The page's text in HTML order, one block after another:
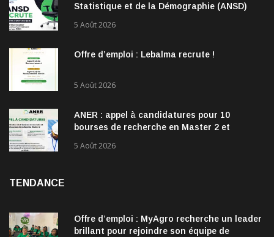
Statistique et de la Démographie (ANSD)
5 Août 2026
Offre d’emploi : Lebalma recrute !
5 Août 2026
ANER : appel à candidatures pour 10
bourses de recherche en Master 2 et
5 Août 2026
TENDANCE
Offre d’emploi : MyAgro recherche un leader
brillant pour rejoindre son équipe de